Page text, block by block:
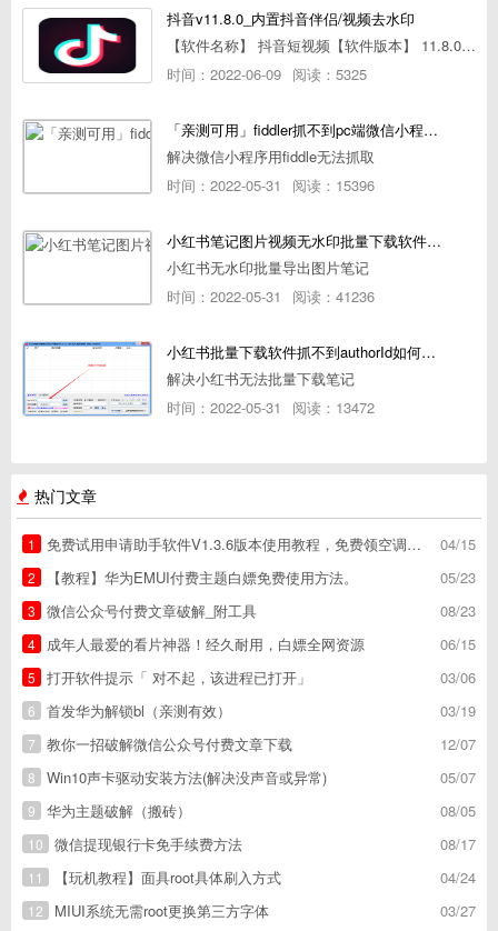
抖音v11.8.0_内置抖音伴侣/视频去水印
【软件名称】 抖音短视频【软件版本】 11.8.0【软件大小】 83.74M【是否Root】不需要【测试机型】PCML10 [oppo Reno Ace]【文字介绍】 抖音短视频app是一款很有意思娱
时间：2022-06-09 阅读：5325
「亲测可用」fiddler抓不到pc端微信小程序包解决方案
解决微信小程序用fiddle无法抓取
时间：2022-05-31
阅读：15396
小红书笔记图片视频无水印批量下载软件使用教程
小红书无水印批量导出图片笔记
时间：2022-05-31
阅读：41236
小红书批量下载软件抓不到authorId如何解决
解决小红书无法批量下载笔记
时间：2022-05-31
阅读：13472
热门文章
04/15
1
免费试用申请助手软件V1.3.6版本使用教程，免费领空调冰箱，附下载地址
05/23
2
【教程】华为EMUI付费主题白嫖免费使用方法。
08/23
3
微信公众号付费文章破解_附工具
06/15
4
成年人最爱的看片神器！经久耐用，白嫖全网资源
03/06
5
打开软件提示「 对不起，该进程已打开」
03/19
6
首发华为解锁bl（亲测有效）
12/07
7
教你一招破解微信公众号付费文章下载
05/07
8
Win10声卡驱动安装方法(解决没声音或异常)
08/05
9
华为主题破解（搬砖）
08/17
10
微信提现银行卡免手续费方法
04/24
11
【玩机教程】面具root具体刷入方式
03/27
12
MIUI系统无需root更换第三方字体